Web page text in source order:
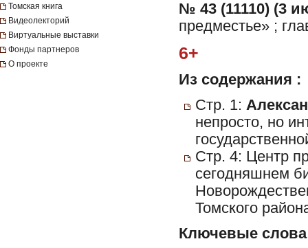
Томская книга
Видеолекторий
Виртуальные выставки
Фонды партнеров
О проекте
№ 43 (11110) (3
предместье» ;
6+
Из содержания :
Стр. 1:
непросто, но
Стр. 4: Центр
сегодняшнем
Томского
Ключевые слова